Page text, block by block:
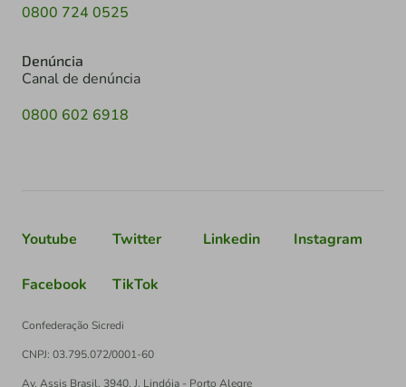
0800 724 0525
Denúncia
Canal de denúncia
0800 602 6918
Youtube Twitter Linkedin Instagram
Facebook TikTok
Confederação Sicredi
CNPJ: 03.795.072/0001-60
Av. Assis Brasil, 3940, J. Lindóia - Porto Alegre